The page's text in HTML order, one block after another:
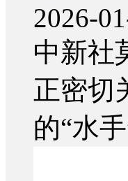
2026-
中新社
正密切
的“水